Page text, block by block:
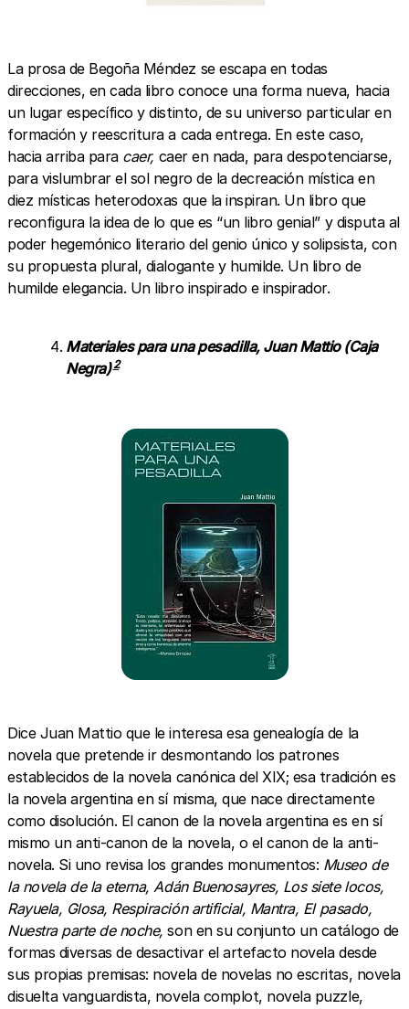
La prosa de Begoña Méndez se escapa en todas
direcciones, en cada libro conoce una forma nueva, hacia
un lugar específico y distinto, de su universo particular en
formación y reescritura a cada entrega. En este caso,
hacia arriba para caer, caer en nada, para despotenciarse,
para vislumbrar el sol negro de la decreación mística en
diez místicas heterodoxas que la inspiran. Un libro que
reconfigura la idea de lo que es “un libro genial” y disputa al
poder hegemónico literario del genio único y solipsista, con
su propuesta plural, dialogante y humilde. Un libro de
humilde elegancia. Un libro inspirado e inspirador.
Materiales para una pesadilla, Juan Mattio (Caja
Negra) 2
Dice Juan Mattio que le interesa esa genealogía de la
novela que pretende ir desmontando los patrones
establecidos de la novela canónica del XIX; esa tradición es
la novela argentina en sí misma, que nace directamente
como disolución. El canon de la novela argentina es en sí
mismo un anti-canon de la novela, o el canon de la anti-
novela. Si uno revisa los grandes monumentos: Museo de
la novela de la eterna, Adán Buenosayres, Los siete locos,
Rayuela, Glosa, Respiración artificial, Mantra, El pasado,
Nuestra parte de noche, son en su conjunto un catálogo de
formas diversas de desactivar el artefacto novela desde
sus propias premisas: novela de novelas no escritas, novela
disuelta vanguardista, novela complot, novela puzzle,